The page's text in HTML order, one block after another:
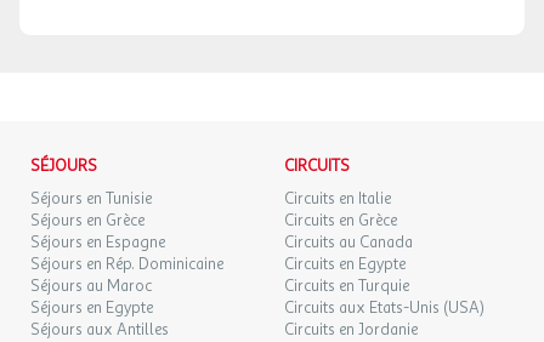
SÉJOURS
Séjours en Tunisie
Séjours en Grèce
Séjours en Espagne
Séjours en Rép. Dominicaine
Séjours au Maroc
Séjours en Egypte
Séjours aux Antilles
CIRCUITS
Circuits en Italie
Circuits en Grèce
Circuits au Canada
Circuits en Egypte
Circuits en Turquie
Circuits aux Etats-Unis (USA)
Circuits en Jordanie